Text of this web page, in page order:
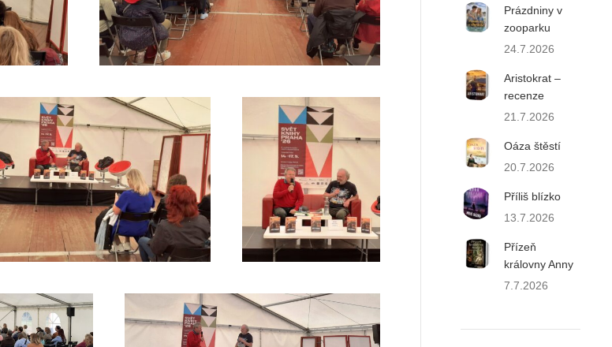
Prázdniny v
zooparku
24.7.2026
Aristokrat –
recenze
21.7.2026
Oáza štěstí
20.7.2026
Příliš blízko
13.7.2026
Přízeň
královny Anny
7.7.2026